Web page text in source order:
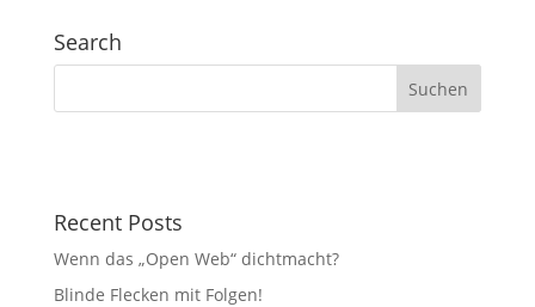
Search
Recent Posts
Wenn das „Open Web“ dichtmacht?
Blinde Flecken mit Folgen!